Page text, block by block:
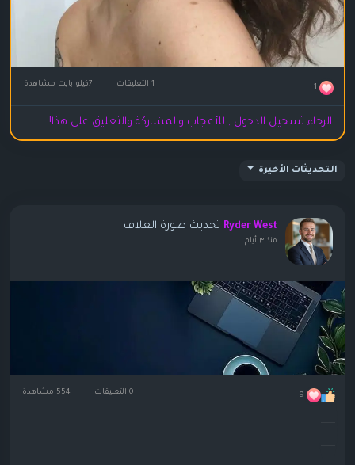
1
الرجاء تسجيل الدخول , للأعجاب والمشاركة والتعليق على هذا!
التحديثات الأخيرة
Ryder West تحديث صورة الغلاف
منذ ٣ أيام
9 0 التعليقات